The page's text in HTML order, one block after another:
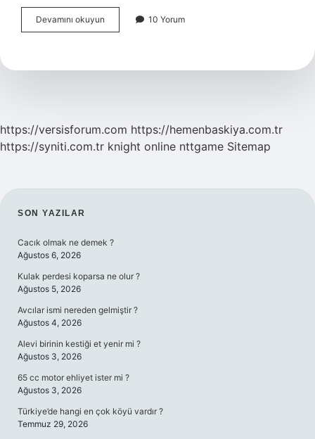
Devamını okuyun
Düşüklüğü
10 Yorum
https://versisforum.com https://hemenbaskiya.com.tr
https://syniti.com.tr knight online nttgame Sitemap
SIDEBAR
SON YAZILAR
Cacık olmak ne demek ?
Ağustos 6, 2026
Kulak perdesi koparsa ne olur ?
Ağustos 5, 2026
Avcılar ismi nereden gelmiştir ?
Ağustos 4, 2026
Alevi birinin kestiği et yenir mi ?
Ağustos 3, 2026
65 cc motor ehliyet ister mi ?
Ağustos 3, 2026
Türkiye’de hangi en çok köyü vardır ?
Temmuz 29, 2026